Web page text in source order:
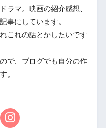
ラマ。映画の紹介感想、
事にしています。
これの話とかしたいです
で、ブログでも自分の作
。